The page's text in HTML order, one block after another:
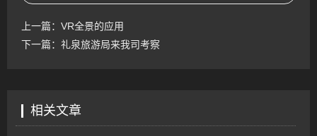
上一篇： VR全景的应用
下一篇： 礼泉旅游局来我司考察
相关文章